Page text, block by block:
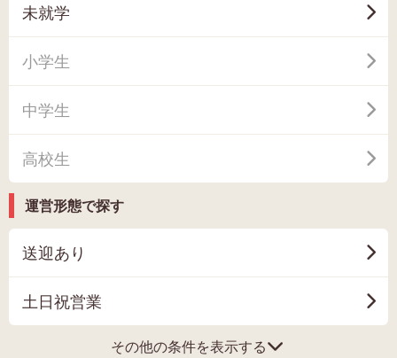
未就学
小学生
中学生
高校生
運営形態で探す
送迎あり
土日祝営業
その他の条件を表示する